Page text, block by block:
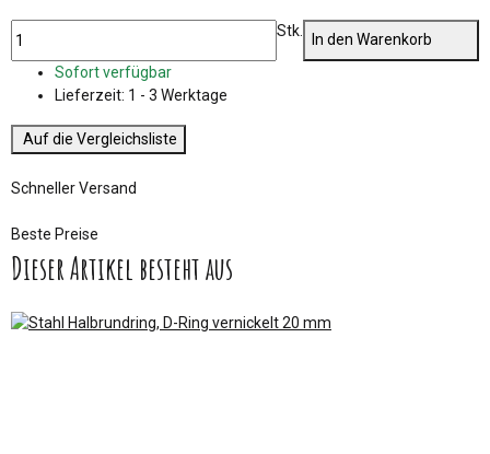
Stk.
In den Warenkorb
Sofort verfügbar
Lieferzeit: 1 - 3 Werktage
Auf die Vergleichsliste
Schneller Versand
Beste Preise
Dieser Artikel besteht aus